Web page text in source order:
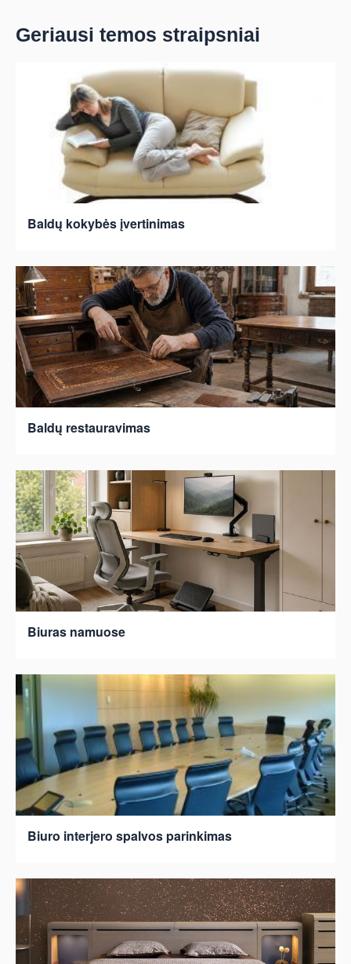
Geriausi temos straipsniai
Baldų kokybės įvertinimas
Baldų restauravimas
Biuras namuose
Biuro interjero spalvos parinkimas